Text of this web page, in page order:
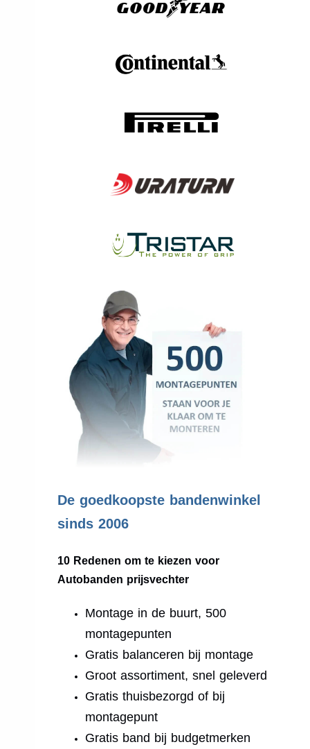
De goedkoopste bandenwinkel
sinds 2006
10 Redenen om te kiezen voor
Autobanden prijsvechter
Montage in de buurt, 500
montagepunten
Gratis balanceren bij montage
Groot assortiment, snel geleverd
Gratis thuisbezorgd of bij
montagepunt
Gratis band bij budgetmerken